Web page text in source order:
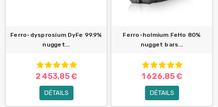
Ferro-dysprosium DyFe 99.9%
nugget...
2 453,85 €
DÉTAILS
Ferro-holmium FeHo 80%
nugget bars...
1 626,85 €
DÉTAILS